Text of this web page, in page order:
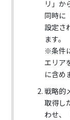
リ」か
同時に
設定さ
ます。
※条件
エリア
に含め
戦略的
取得し
わせ、